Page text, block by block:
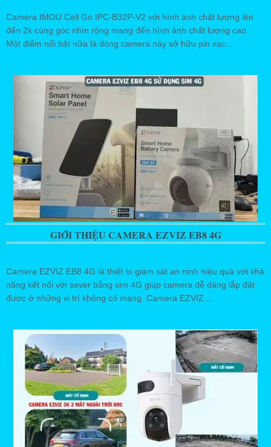
Camera IMOU Cell Go IPC-B32P-V2 với hình ảnh chất lượng lên
đến 2k cùng góc nhìn rộng mang đến hình ảnh chất lượng cao.
Một điểm nổi bật nữa là dòng camera này sở hữu pin xạc...
GIỚI THIỆU CAMERA EZVIZ EB8 4G
Camera EZVIZ EB8 4G là thiết bị giám sát an ninh hiệu quả với khả
năng kết nối với sever bằng sim 4G giúp camera dễ dàng lắp đặt
được ở những vị trí không có mạng. Camera EZVIZ...